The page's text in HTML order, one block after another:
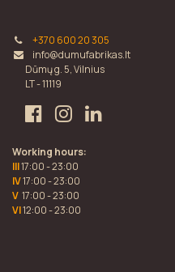
+370 600 20 305
info@dumufabrikas.lt
Dūmų g. 5, Vilnius
LT - 11119
Working hours:
III17:00 - 23:00
IV17:00 - 23:00
V 17:00 - 23:00
VI12:00 - 23:00